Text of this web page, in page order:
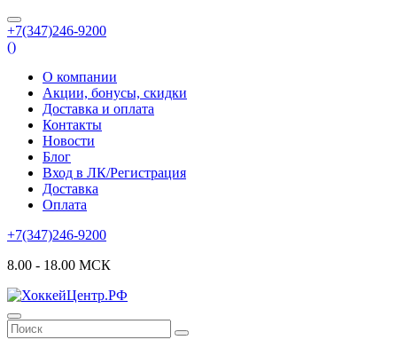
+7(347)246-9200
()
О компании
Акции, бонусы, скидки
Доставка и оплата
Контакты
Новости
Блог
Вход в ЛК/Регистрация
Доставка
Оплата
+7(347)246-9200
8.00 - 18.00 МСК